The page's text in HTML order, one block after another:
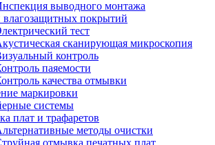
выводного монтажа
влагозащитных покрытий
тест
сканирующая микроскопия
контроль
паяемости
качества отмывки
маркировки
системы
плат и трафаретов
методы очистки
отмывка печатных плат